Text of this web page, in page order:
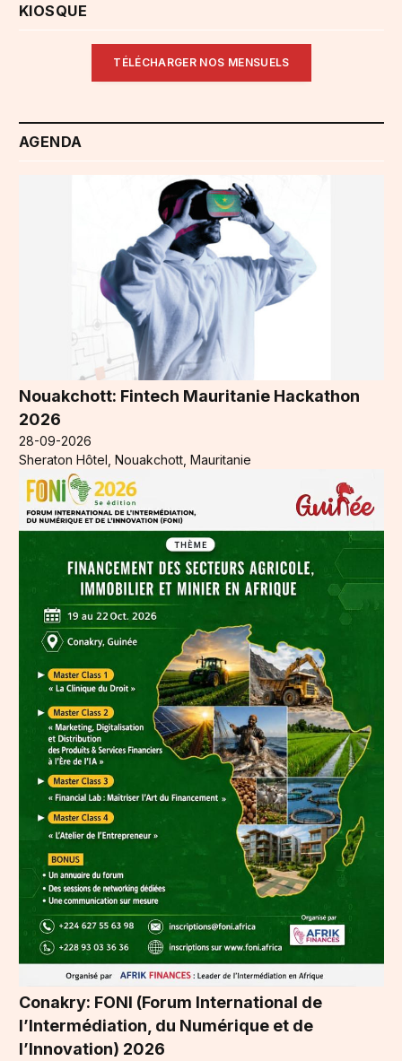
KIOSQUE
TÉLÉCHARGER NOS MENSUELS
AGENDA
Nouakchott: Fintech Mauritanie Hackathon
2026
28-09-2026
Sheraton Hôtel, Nouakchott, Mauritanie
Conakry: FONI (Forum International de
l’Intermédiation, du Numérique et de
l’Innovation) 2026